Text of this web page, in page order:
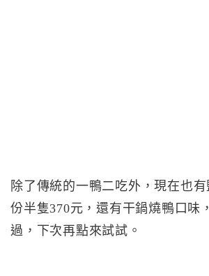
除了傳統的一鴨二吃外，現在也
份半隻370元，還有干鍋燒鴨口味
過，下次再點來試試。